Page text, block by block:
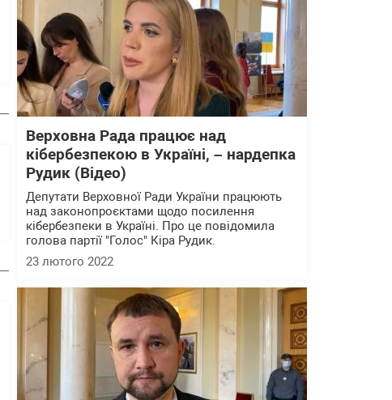
Верховна Рада працює над
кібербезпекою в Україні, – нардепка
Рудик (Відео)
Депутати Верховної Ради України працюють
над законопроєктами щодо посилення
кібербезпеки в Україні. Про це повідомила
голова партії "Голос" Кіра Рудик.
23 лютого 2022